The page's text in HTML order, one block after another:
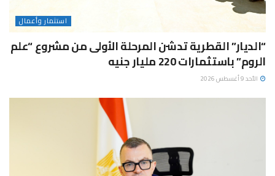
استثمار وأعمال
“الديار” القطرية تدشن المرحلة الأولى من مشروع “علم
الروم” باستثمارات 220 مليار جنيه
الأحد 9 أغسطس 2026